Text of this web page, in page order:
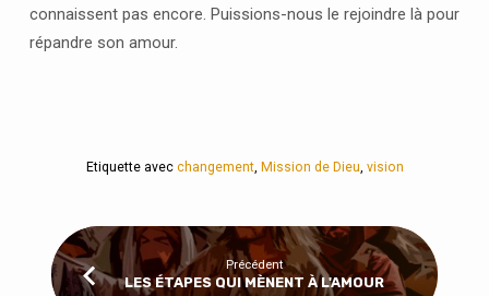
connaissent pas encore. Puissions-nous le rejoindre là pour
répandre son amour.
Etiquette avec changement, Mission de Dieu, vision
Précédent
LES ÉTAPES QUI MÈNENT À L'AMOUR